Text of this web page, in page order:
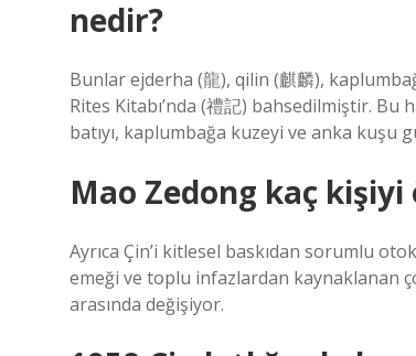
nedir?
Bunlar ejderha (龍), qilin (麒麟),
Rites Kitabı’nda (禮記) bahsedilmiştir.
batıyı, kaplumbağa kuzeyi ve anka kuşu
Mao Zedong kaç kişiyi
Ayrıca Çin’i kitlesel baskıdan sorumlu
emeği ve toplu infazlardan kaynaklanan
arasında değişiyor.